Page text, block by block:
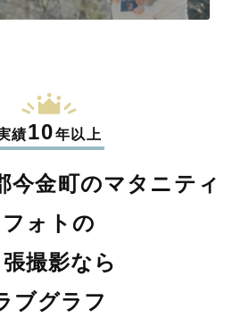
績10年以上
今金町のマタニティ
フォトの
撮影なら
ブグラフ